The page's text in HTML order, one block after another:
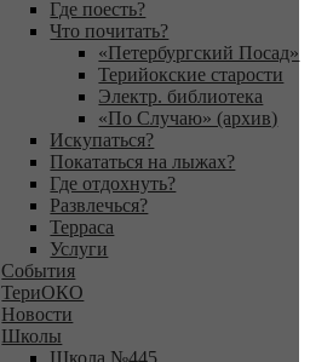
Где поесть?
Что почитать?
«Петербургский Посад»
Терийокские старости
Электр. библиотека
«По Случаю» (архив)
Искупаться?
Покататься на лыжах?
Где отдохнуть?
Развлечься?
Терраса
Услуги
События
ТериОКО
Новости
Школы
Школа №445